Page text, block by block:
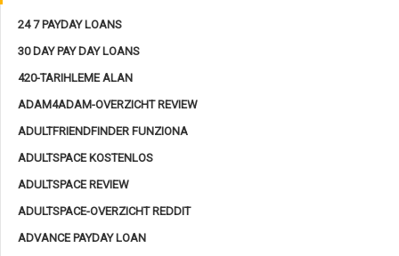
24 7 PAYDAY LOANS
30 DAY PAY DAY LOANS
420-TARIHLEME ALAN
ADAM4ADAM-OVERZICHT REVIEW
ADULTFRIENDFINDER FUNZIONA
ADULTSPACE KOSTENLOS
ADULTSPACE REVIEW
ADULTSPACE-OVERZICHT REDDIT
ADVANCE PAYDAY LOAN